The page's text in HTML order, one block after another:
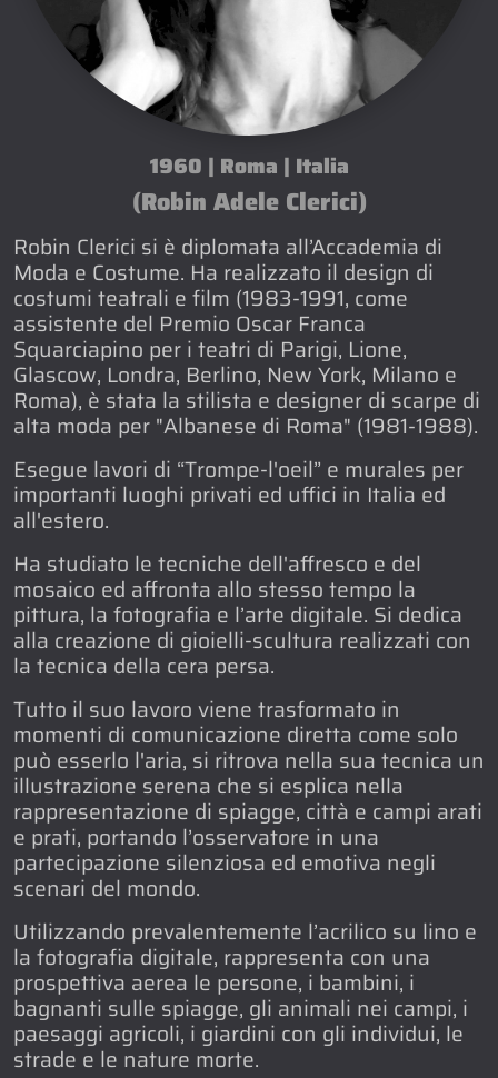
1960 | Roma | Italia
(Robin Adele Clerici)
Robin Clerici si è diplomata all’Accademia di
Moda e Costume. Ha realizzato il design di
costumi teatrali e film (1983-1991, come
assistente del Premio Oscar Franca
Squarciapino per i teatri di Parigi, Lione,
Glascow, Londra, Berlino, New York, Milano e
Roma), è stata la stilista e designer di scarpe di
alta moda per "Albanese di Roma" (1981-1988).
Esegue lavori di “Trompe-l'oeil” e murales per
importanti luoghi privati ed uffici in Italia ed
all'estero.
Ha studiato le tecniche dell'affresco e del
mosaico ed affronta allo stesso tempo la
pittura, la fotografia e l’arte digitale. Si dedica
alla creazione di gioielli-scultura realizzati con
la tecnica della cera persa.
Tutto il suo lavoro viene trasformato in
momenti di comunicazione diretta come solo
può esserlo l'aria, si ritrova nella sua tecnica un
illustrazione serena che si esplica nella
rappresentazione di spiagge, città e campi arati
e prati, portando l’osservatore in una
partecipazione silenziosa ed emotiva negli
scenari del mondo.
Utilizzando prevalentemente l’acrilico su lino e
la fotografia digitale, rappresenta con una
prospettiva aerea le persone, i bambini, i
bagnanti sulle spiagge, gli animali nei campi, i
paesaggi agricoli, i giardini con gli individui, le
strade e le nature morte.